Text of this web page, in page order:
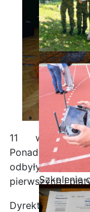
Ostatnia
Akademii
Staszic
Szkolenie
OPW w
11
odbyły się
pierwszych i
Dyrektor szkoły